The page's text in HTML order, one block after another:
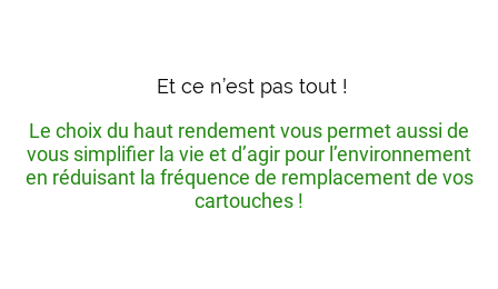
Et ce n’est pas tout !
Le choix du haut rendement vous permet aussi de
vous simplifier la vie et d’agir pour l’environnement
en réduisant la fréquence de remplacement de vos
cartouches !